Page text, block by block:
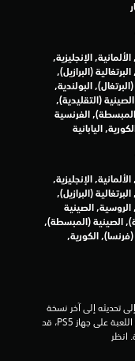
4
9
6
م
ن
ا
ق
الإنجليزية,
(البرازيل),
(البرتغال), البولندية,
(التقليدية),
الفرنسية
اليابانية
الإنجليزية,
(البرازيل),
الروسية, الصينية
الصينية (المبسطة),
الكورية,